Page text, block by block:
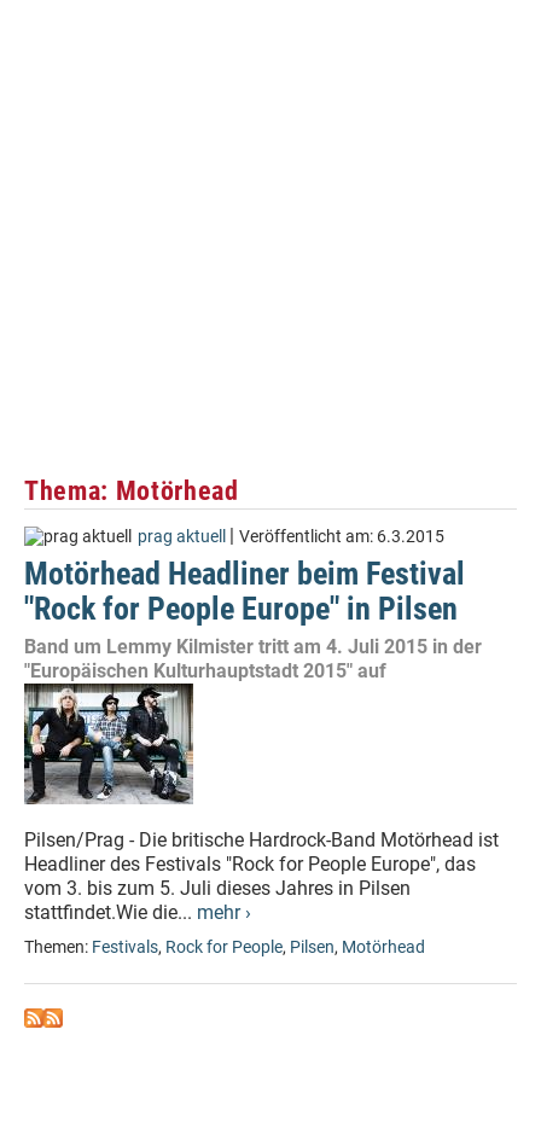
Thema: Motörhead
prag aktuell | Veröffentlicht am: 6.3.2015
Motörhead Headliner beim Festival
"Rock for People Europe" in Pilsen
Band um Lemmy Kilmister tritt am 4. Juli 2015 in der
"Europäischen Kulturhauptstadt 2015" auf
Pilsen/Prag - Die britische Hardrock-Band Motörhead ist
Headliner des Festivals "Rock for People Europe", das
vom 3. bis zum 5. Juli dieses Jahres in Pilsen
stattfindet.Wie die... mehr ›
Themen: Festivals, Rock for People, Pilsen, Motörhead